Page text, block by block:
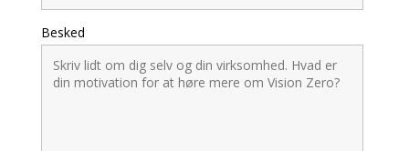
Besked